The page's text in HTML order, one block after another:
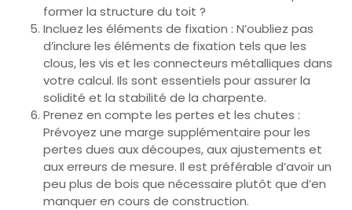
former la structure du toit ?
Incluez les éléments de fixation : N’oubliez pas
d’inclure les éléments de fixation tels que les
clous, les vis et les connecteurs métalliques dans
votre calcul. Ils sont essentiels pour assurer la
solidité et la stabilité de la charpente.
Prenez en compte les pertes et les chutes :
Prévoyez une marge supplémentaire pour les
pertes dues aux découpes, aux ajustements et
aux erreurs de mesure. Il est préférable d’avoir un
peu plus de bois que nécessaire plutôt que d’en
manquer en cours de construction.